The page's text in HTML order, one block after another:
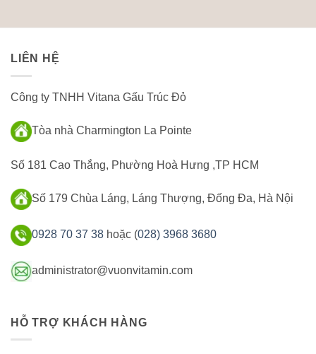
LIÊN HỆ
Công ty TNHH Vitana Gấu Trúc Đỏ
Tòa nhà Charmington La Pointe
Số 181 Cao Thắng, Phường Hoà Hưng ,TP HCM
Số 179 Chùa Láng, Láng Thượng, Đống Đa, Hà Nội
0928 70 37 38 hoặc (028) 3968 3680
administrator@vuonvitamin.com
HỖ TRỢ KHÁCH HÀNG